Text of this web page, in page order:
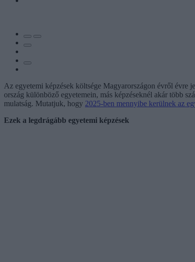
Az egyetemi képzések költsége Magyarországon évről évre
ország különböző egyetemein, más képzéseknél akár több
mulatság. Mutatjuk, hogy 2025-ben mennyibe kerülnek az
Ezek a legdrágább egyetemi képzések